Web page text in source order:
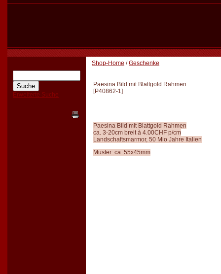
Erweiterte Suche
Shop-Home /Geschenke
Paesina Bild mit Blattgold Rahmen
[P40862-1]
Paesina Bild mit Blattgold Rahmen
ca. 3-20cm breit à 4.00CHF p/cm
Landschaftsmarmor, 50 Mio Jahre Italien
Muster: ca. 55x45mm